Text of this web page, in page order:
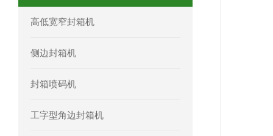
高低宽窄封箱机
侧边封箱机
封箱喷码机
工字型角边封箱机